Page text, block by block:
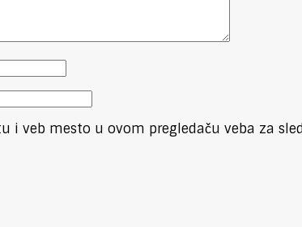
i veb mesto u ovom pregledaču veba za